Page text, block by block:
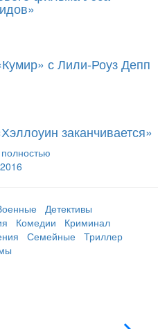
с Лили-Роуз Депп
заканчивается»
2016
Детективы
Комедии
Криминал
Семейные Триллер